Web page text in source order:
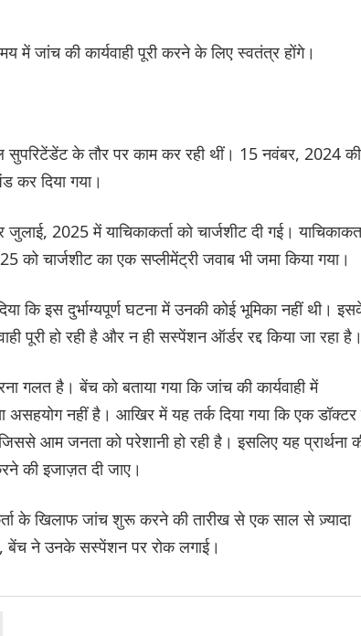
में जांच की कार्यवाही पूरी करने के लिए स्वतंत्र होंगे।
सुपरिटेंडेंट के तौर पर काम कर रही थीं। 15 नवंबर, 2024 की
कर दिया गया।
2025 में याचिकाकर्ता को चार्जशीट दी गई।
चार्जशीट का एक सप्लीमेंट्री जवाब भी जमा किया गया।
कि इस दुर्भाग्यपूर्ण घटना में उनकी कोई भूमिका नहीं थी।
पूरी हो रही है और न ही सस्पेंशन ऑर्डर रद्द किया जा रहा
गलत है। बेंच को बताया गया कि जांच की कार्यवाही में
असहयोग नहीं है। आखिर में यह तर्क दिया गया कि एक
आम जनता को परेशानी हो रही है। इसलिए यह प्रार्थना
की इजाज़त दी जाए।
के खिलाफ जांच शुरू करने की तारीख से एक साल से ज़्यादा
बेंच ने उनके सस्पेंशन पर रोक लगाई।